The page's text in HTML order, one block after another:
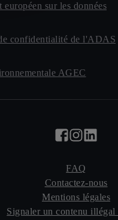
européen sur les données
confidentialité de l'ADAS
AGEC
FAQ
Contactez-nous
Mentions légales
Signaler un contenu